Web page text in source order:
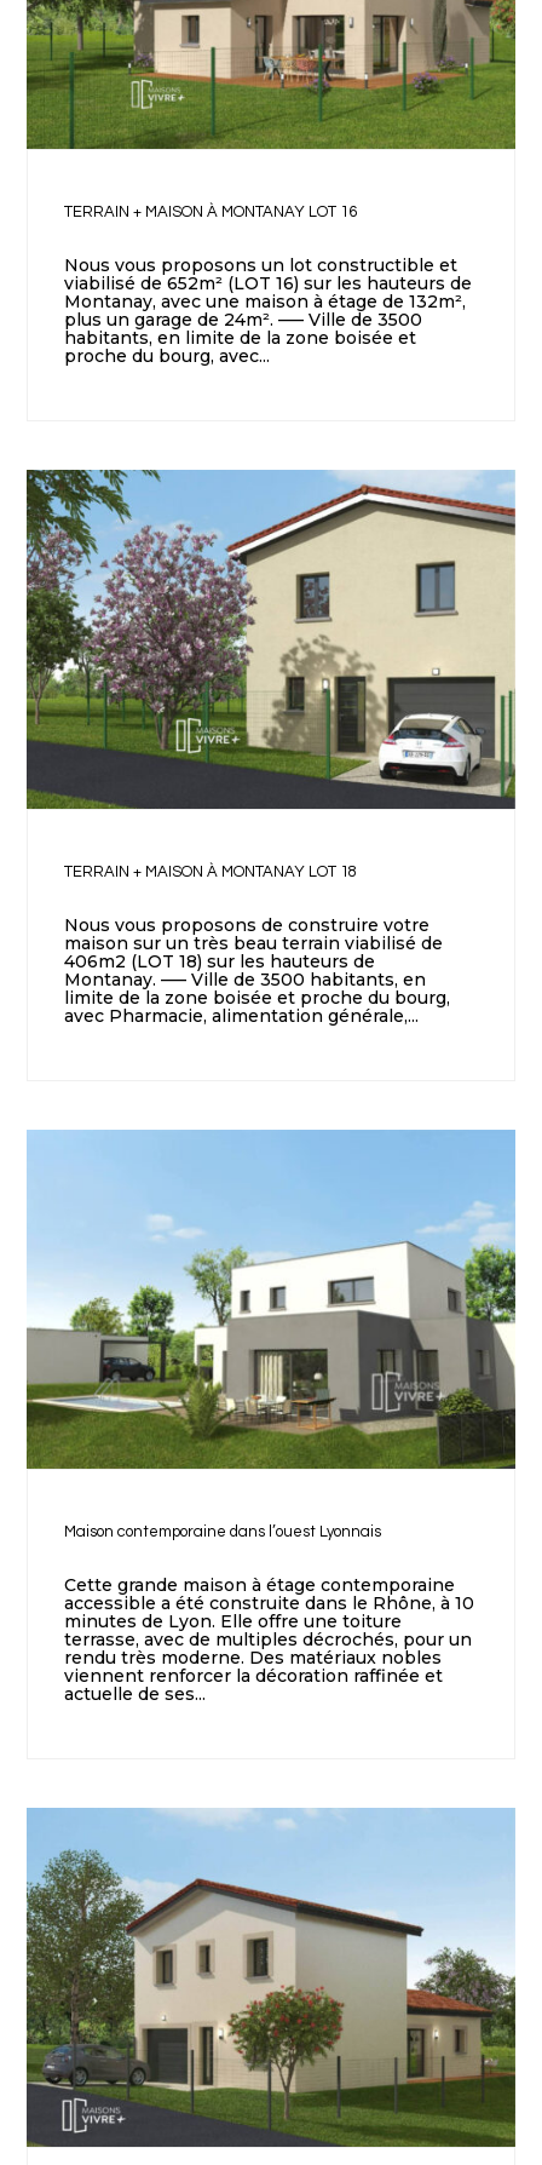
TERRAIN + MAISON À MONTANAY LOT 16
Nous vous proposons un lot constructible et
viabilisé de 652m² (LOT 16) sur les hauteurs de
Montanay, avec une maison à étage de 132m²,
plus un garage de 24m². —– Ville de 3500
habitants, en limite de la zone boisée et
proche du bourg, avec...
TERRAIN + MAISON À MONTANAY LOT 18
Nous vous proposons de construire votre
maison sur un très beau terrain viabilisé de
406m2 (LOT 18) sur les hauteurs de
Montanay. —– Ville de 3500 habitants, en
limite de la zone boisée et proche du bourg,
avec Pharmacie, alimentation générale,...
Maison contemporaine dans l’ouest Lyonnais
Cette grande maison à étage contemporaine
accessible a été construite dans le Rhône, à 10
minutes de Lyon. Elle offre une toiture
terrasse, avec de multiples décrochés, pour un
rendu très moderne. Des matériaux nobles
viennent renforcer la décoration raffinée et
actuelle de ses...